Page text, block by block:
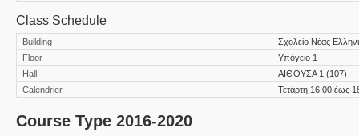
Class Schedule
Building
Σχολείο Νέας
Floor
Υπόγειο 1
Hall
ΑΙΘΟΥΣΑ 1 (107)
Calendrier
Τετάρτη 16:00 έως
Course Type 2016-2020